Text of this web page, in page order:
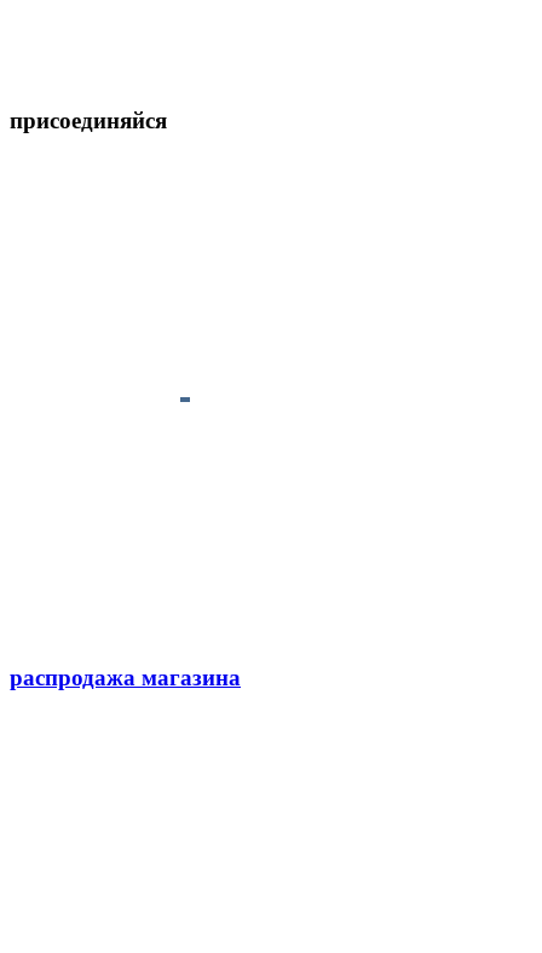
присоединяйся
распродажа магазина